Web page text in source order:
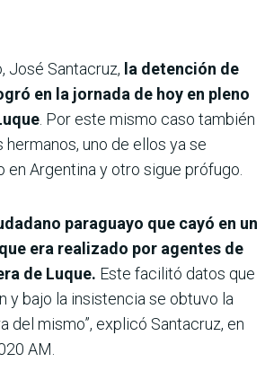
José Santacruz, la detención de
en la jornada de hoy en pleno
. Por este mismo caso también
uno de ellos ya se
en Argentina y otro sigue prófugo.
paraguayo que cayó en un
era realizado por agentes de
de Luque. Este facilitó datos que
y bajo la insistencia se obtuvo la
del mismo”, explicó Santacruz, en
AM.